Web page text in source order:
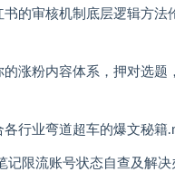
的审核机制底层逻辑方法
涨粉内容体系，押对选题
行业弯道超车的爆文秘籍
记限流账号状态自查及解决